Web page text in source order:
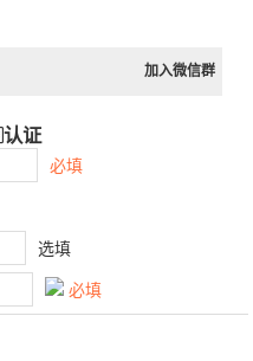
加入微信群
认证
必填
选填
必填